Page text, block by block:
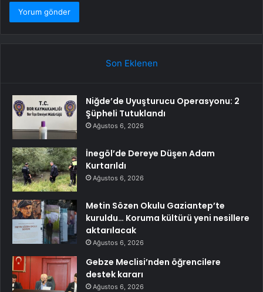
Son Eklenen
Niğde’de Uyuşturucu Operasyonu: 2
Şüpheli Tutuklandı
Ağustos 6, 2026
İnegöl’de Dereye Düşen Adam
Kurtarıldı
Ağustos 6, 2026
Metin Sözen Okulu Gaziantep’te
kuruldu… Koruma kültürü yeni nesillere
aktarılacak
Ağustos 6, 2026
Gebze Meclisi’nden öğrencilere
destek kararı
Ağustos 6, 2026